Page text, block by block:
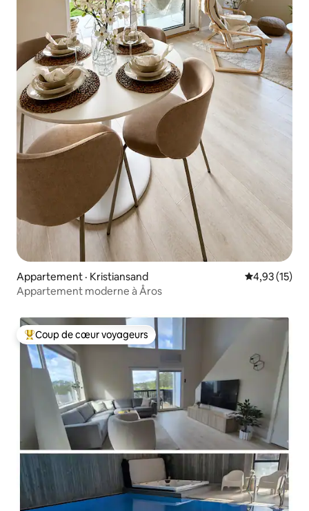
Appartement · Kristiansand Note
4,93 (15)
Appartement moderne à Åros
Coup de cœur voyageurs parmi les plus aimés
Coup de cœur voyageurs